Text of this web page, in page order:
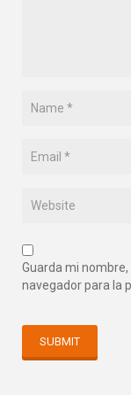
Guarda mi
navegador para la